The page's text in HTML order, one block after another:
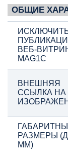
ОБЩИЕ
ВЕБ-
MAG1C
ВНЕШНЯЯ
ССЫЛКА НА
РАЗМЕРЫ
ММ)